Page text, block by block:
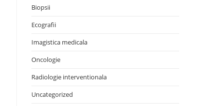
Biopsii
Ecografii
Imagistica medicala
Oncologie
Radiologie interventionala
Uncategorized